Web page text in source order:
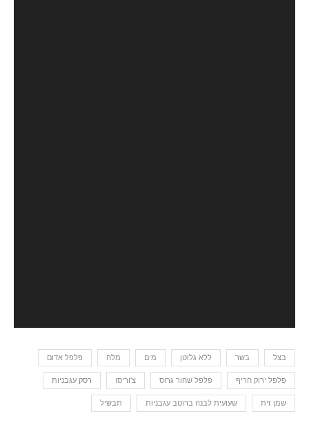
בצל בשר ללא גלוטן מים מלח פלפל אדום
פלפל ירוק חריף פלפל שחור גרוס צ'וריסו רסק עגבניות
שמן זית שעועית לבנה ברוטב עגבניות תבשיל